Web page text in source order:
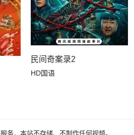
民间奇案录2
HD国语
务，本站不存储、不制作任何视频。